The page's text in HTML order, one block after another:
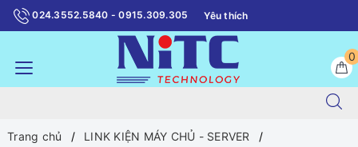
024.3552.5840 - 0915.309.305 Yêu thích
0
Trang chủ
LINK KIỆN MÁY CHỦ - SERVER